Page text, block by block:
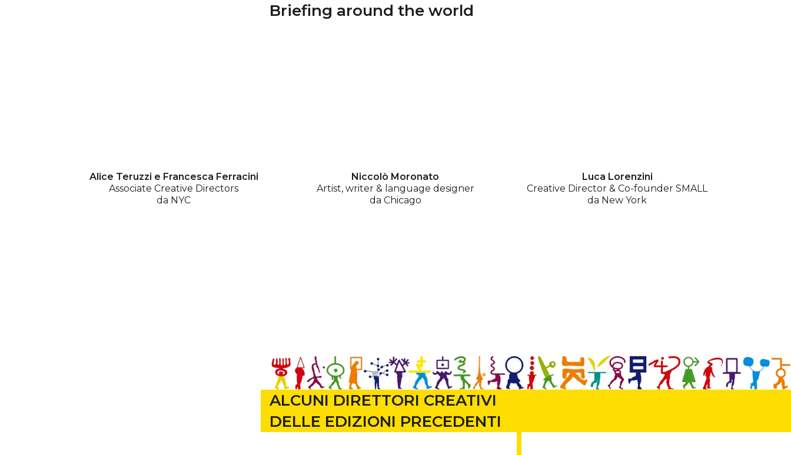
Briefing around the world
Alice Teruzzi e Francesca Ferracini
Associate Creative Directors
da NYC
Niccolò Moronato
Artist, writer & language designer
da Chicago
Luca Lorenzini
Creative Director & Co-founder SMALL
da New York
ALCUNI DIRETTORI CREATIVI
DELLE EDIZIONI PRECEDENTI